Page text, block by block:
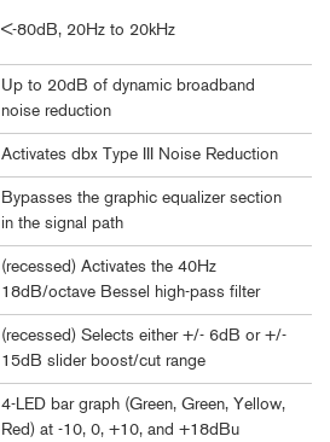
<-80dB, 20Hz to 20kHz
Up to 20dB of dynamic broadband
noise reduction
Activates dbx Type III Noise Reduction
Bypasses the graphic equalizer section
in the signal path
(recessed) Activates the 40Hz
18dB/octave Bessel high-pass filter
(recessed) Selects either +/- 6dB or +/-
15dB slider boost/cut range
4-LED bar graph (Green, Green, Yellow,
Red) at -10, 0, +10, and +18dBu